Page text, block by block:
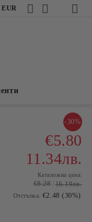
EUR
-30%
€5.80
11.34лв.
Каталожна цена:
€8.28 16.19лв.
Отстъпка: €2.48 (30%)